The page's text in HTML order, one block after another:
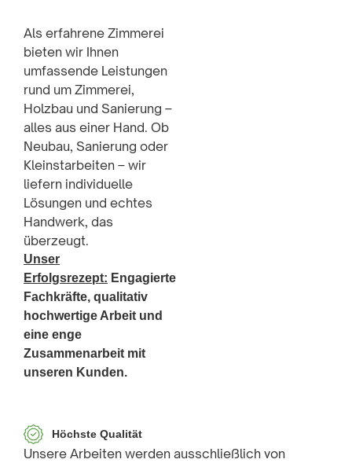
Als erfahrene Zimmerei
bieten wir Ihnen
umfassende Leistungen
rund um Zimmerei,
Holzbau und Sanierung –
alles aus einer Hand. Ob
Neubau, Sanierung oder
Kleinstarbeiten – wir
liefern individuelle
Lösungen und echtes
Handwerk, das
überzeugt.
Unser
Erfolgsrezept: Engagierte
Fachkräfte, qualitativ
hochwertige Arbeit und
eine enge
Zusammenarbeit mit
unseren Kunden.
Höchste Qualität
Unsere Arbeiten werden ausschließlich von